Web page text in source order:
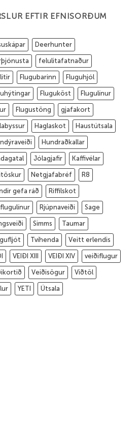
EFTIR EFNISORÐUM
Deerhunter
felulitafatnaður
Flugubarinn Fluguhjól
Fluguköst Flugulínur
Flugustöng gjafakort
Haglaskot Haustútsala
Hundraðkallar
Jólagjafir Kaffivélar
Netgjafabréf R8
gefa ráð Riffilskot
flugulínur Rjúpnaveiði Sage
Simms Taumar
Tvíhenda Veitt erlendis
VEIÐI XIII VEIÐI XIV veiðiflugur
Veiðisögur Viðtöl
YETI Útsala